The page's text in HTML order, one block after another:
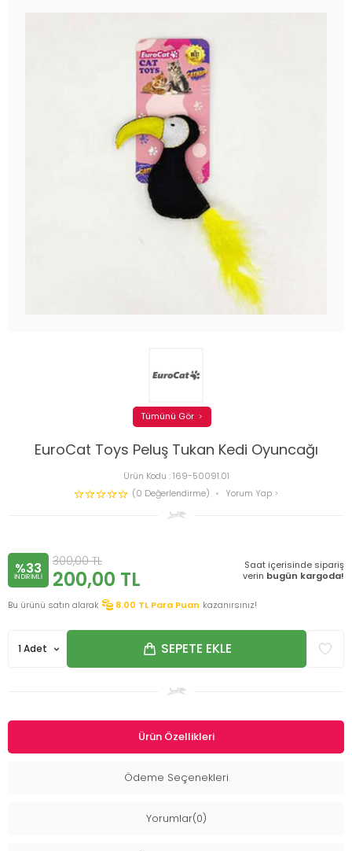
EuroCat Toys Peluş Tukan Kedi Oyuncağı
Ürün Kodu :169-50091.01
(0 Değerlendirme)
Yorum Yap
Tümünü Gör
%33
INDIRIMLI
300,00TL
200,00 TL
Saat içerisinde sipariş
verin bugün kargoda!
Bu ürünü satın alarak 8.00 TL Para Puan kazanırsınız!
SEPETE EKLE
Ürün Özellikleri
Ödeme Seçenekleri
Yorumlar(0)